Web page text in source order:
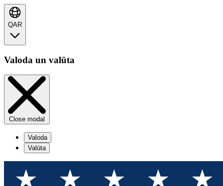
QAR
Valoda un valūta
Close modal
Valoda
Valūta